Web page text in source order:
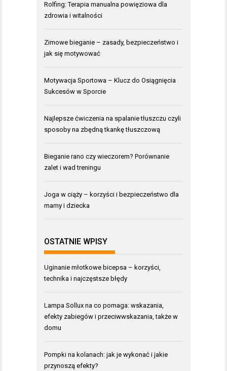
Rolfing: Terapia manualna powięziowa dla
zdrowia i witalności
Zimowe bieganie – zasady, bezpieczeństwo i
jak się motywować
Motywacja Sportowa – Klucz do Osiągnięcia
Sukcesów w Sporcie
Najlepsze ćwiczenia na spalanie tłuszczu czyli
sposoby na zbędną tkankę tłuszczową
Bieganie rano czy wieczorem? Porównanie
zalet i wad treningu
Joga w ciąży – korzyści i bezpieczeństwo dla
mamy i dziecka
OSTATNIE WPISY
Uginanie młotkowe bicepsa – korzyści,
technika i najczęstsze błędy
Lampa Sollux na co pomaga: wskazania,
efekty zabiegów i przeciwwskazania, także w
domu
Pompki na kolanach: jak je wykonać i jakie
przynoszą efekty?